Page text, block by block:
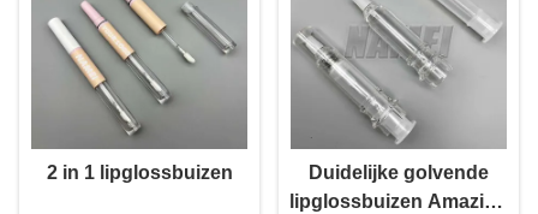
2 in 1 lipglossbuizen
Duidelijke golvende
lipglossbuizen Amazing